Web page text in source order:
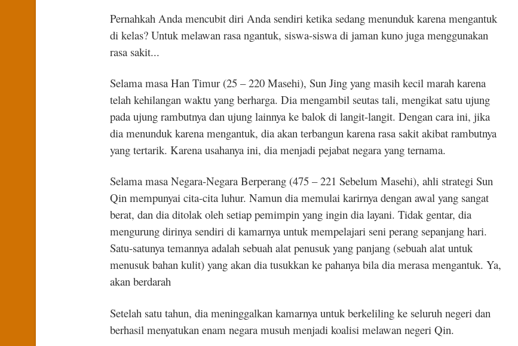
Pernahkah Anda mencubit diri Anda sendiri ketika sedang menunduk karena mengantuk
di kelas? Untuk melawan rasa ngantuk, siswa-siswa di jaman kuno juga menggunakan
rasa sakit...
Selama masa Han Timur (25 – 220 Masehi), Sun Jing yang masih kecil marah karena
telah kehilangan waktu yang berharga. Dia mengambil seutas tali, mengikat satu ujung
pada ujung rambutnya dan ujung lainnya ke balok di langit-langit. Dengan cara ini, jika
dia menunduk karena mengantuk, dia akan terbangun karena rasa sakit akibat rambutnya
yang tertarik. Karena usahanya ini, dia menjadi pejabat negara yang ternama.
Selama masa Negara-Negara Berperang (475 – 221 Sebelum Masehi), ahli strategi Sun
Qin mempunyai cita-cita luhur. Namun dia memulai karirnya dengan awal yang sangat
berat, dan dia ditolak oleh setiap pemimpin yang ingin dia layani. Tidak gentar, dia
mengurung dirinya sendiri di kamarnya untuk mempelajari seni perang sepanjang hari.
Satu-satunya temannya adalah sebuah alat penusuk yang panjang (sebuah alat untuk
menusuk bahan kulit) yang akan dia tusukkan ke pahanya bila dia merasa mengantuk. Ya,
akan berdarah
Setelah satu tahun, dia meninggalkan kamarnya untuk berkeliling ke seluruh negeri dan
berhasil menyatukan enam negara musuh menjadi koalisi melawan negeri Qin.